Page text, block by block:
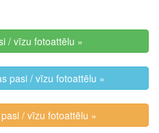
/ vīzu fotoattēlu »
pasi / vīzu fotoattēlu »
/ vīzu fotoattēlu »